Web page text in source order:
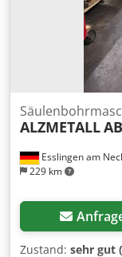
Esslingen am
229 km
ALZMETALL
Zustand: sehr gut